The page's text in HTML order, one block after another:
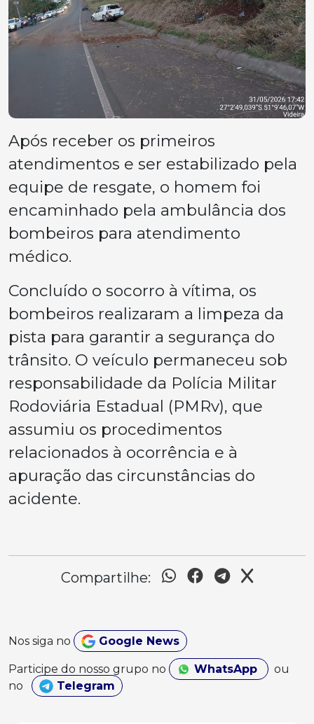
Após receber os primeiros
atendimentos e ser estabilizado pela
equipe de resgate, o homem foi
encaminhado pela ambulância dos
bombeiros para atendimento
médico.
Concluído o socorro à vítima, os
bombeiros realizaram a limpeza da
pista para garantir a segurança do
trânsito. O veículo permaneceu sob
responsabilidade da Polícia Militar
Rodoviária Estadual (PMRv), que
assumiu os procedimentos
relacionados à ocorrência e à
apuração das circunstâncias do
acidente.
Compartilhe:
Nos siga no Google News
Participe do nosso grupo no WhatsApp
ou
no
Telegram